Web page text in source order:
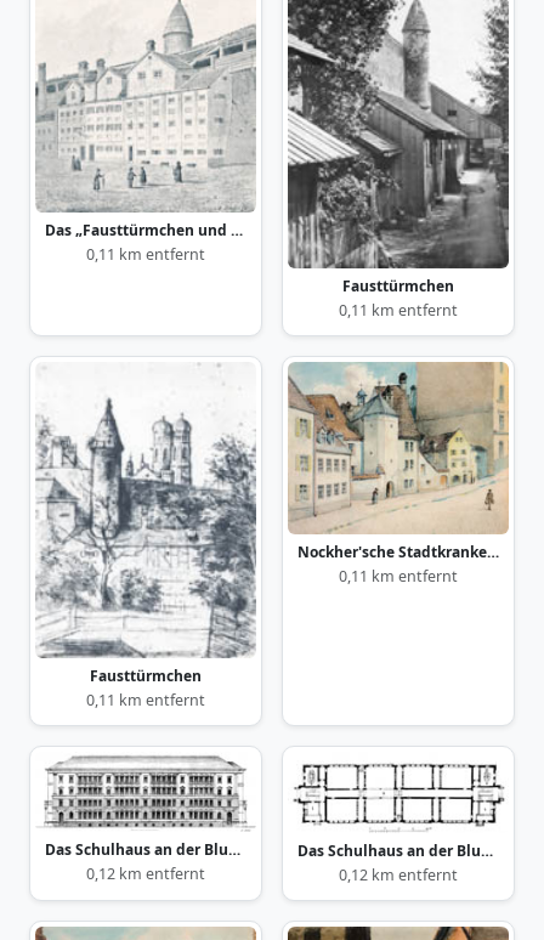
Das „Fausttürmchen und Scharfrichterhaus“
0,11 km entfernt
Fausttürmchen
0,11 km entfernt
Fausttürmchen
0,11 km entfernt
Nockher'sche Stadtkrankenhaus am Anger,
0,11 km entfernt
Das Schulhaus an der Blumenstraße
0,12 km entfernt
Das Schulhaus an der Blumenstraße
0,12 km entfernt